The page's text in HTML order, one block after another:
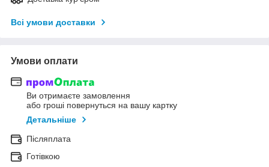
Всі умови доставки
Умови оплати
Ви отримаєте замовлення
або гроші повернуться на вашу картку
Детальніше
Післяплата
Готівкою